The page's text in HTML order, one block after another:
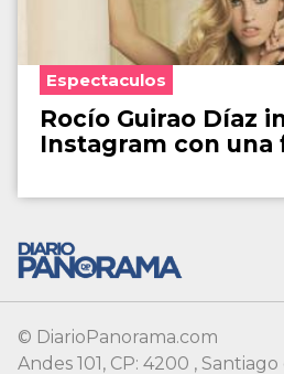
Espectaculos
Rocío Guirao Díaz
Instagram con una
© DiarioPanorama.com
Andes 101, CP: 4200 , Santiago